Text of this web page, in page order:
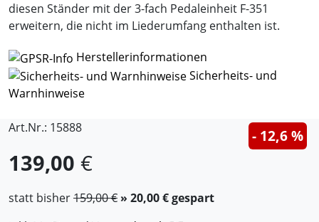
diesen Ständer mit der 3-fach Pedaleinheit F-351
erweitern, die nicht im Liederumfang enthalten ist.
Herstellerinformationen
Sicherheits- und
Warnhinweise
Art.Nr.: 15888
139,00 €
statt bisher159,00 € » 20,00 € gespart
- 12,6 %